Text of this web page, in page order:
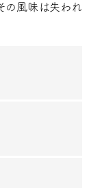
の風味は失われ